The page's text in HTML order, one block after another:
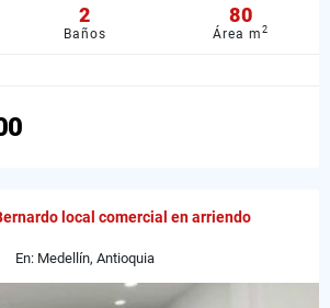
2
Baños
80
Área m2
local comercial en arriendo
En: Medellín, Antioquia